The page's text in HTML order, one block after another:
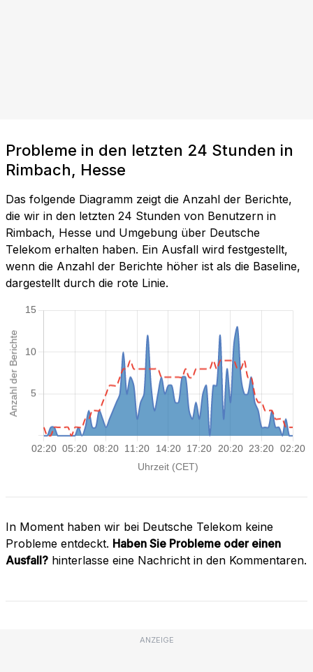
Probleme in den letzten 24 Stunden in
Rimbach, Hesse
Das folgende Diagramm zeigt die Anzahl der Berichte,
die wir in den letzten 24 Stunden von Benutzern in
Rimbach, Hesse und Umgebung über Deutsche
Telekom erhalten haben. Ein Ausfall wird festgestellt,
wenn die Anzahl der Berichte höher ist als die Baseline,
dargestellt durch die rote Linie.
In Moment haben wir bei Deutsche Telekom keine
Probleme entdeckt. Haben Sie Probleme oder einen
Ausfall? hinterlasse eine Nachricht in den Kommentaren.
ANZEIGE